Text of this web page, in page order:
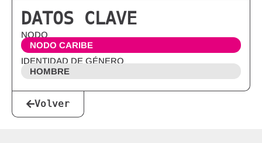
DATOS CLAVE
NODO
NODO CARIBE
IDENTIDAD DE GÉNERO
HOMBRE
Volver